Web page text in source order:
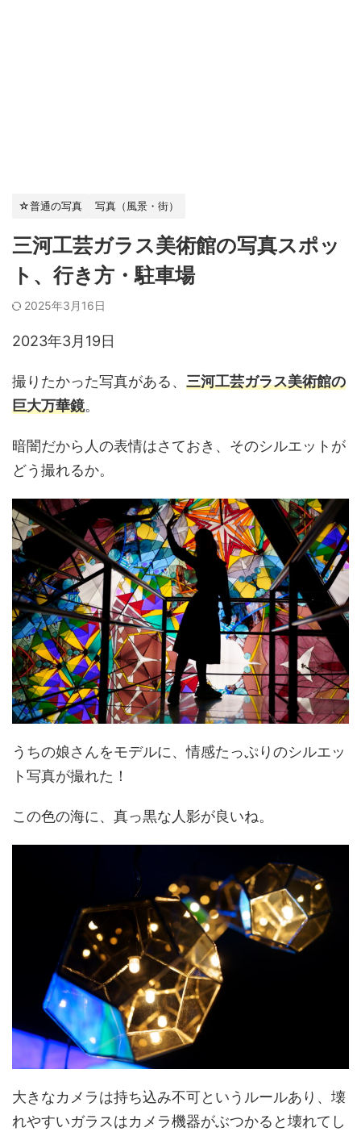
☆普通の写真 写真（風景・街）
三河工芸ガラス美術館の写真スポッ
ト、行き方・駐車場
2025年3月16日
2023年3月19日
撮りたかった写真がある、 三河工芸ガラス美術館の
巨大万華鏡。
暗闇だから人の表情はさておき、そのシルエットが
どう撮れるか。
うちの娘さんをモデルに、情感たっぷりのシルエッ
ト写真が撮れた！
この色の海に、真っ黒な人影が良いね。
大きなカメラは持ち込み不可というルールあり、壊
れやすいガラスはカメラ機器がぶつかると壊れてし